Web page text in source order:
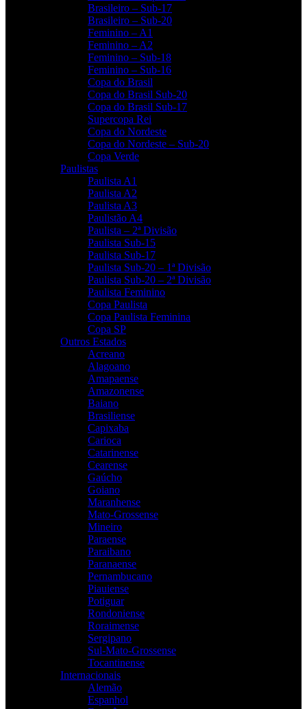
Brasileiro – Sub-17
Brasileiro – Sub-20
Feminino – A1
Feminino – A2
Feminino – Sub-18
Feminino – Sub-16
Copa do Brasil
Copa do Brasil Sub-20
Copa do Brasil Sub-17
Supercopa Rei
Copa do Nordeste
Copa do Nordeste – Sub-20
Copa Verde
Paulistas
Paulista A1
Paulista A2
Paulista A3
Paulistão A4
Paulista – 2ª Divisão
Paulista Sub-15
Paulista Sub-17
Paulista Sub-20 – 1ª Divisão
Paulista Sub-20 – 2ª Divisão
Paulista Feminino
Copa Paulista
Copa Paulista Feminina
Copa SP
Outros Estados
Acreano
Alagoano
Amapaense
Amazonense
Baiano
Brasiliense
Capixaba
Carioca
Catarinense
Cearense
Gaúcho
Goiano
Maranhense
Mato-Grossense
Mineiro
Paraense
Paraibano
Paranaense
Pernambucano
Piauiense
Potiguar
Rondoniense
Roraimense
Sergipano
Sul-Mato-Grossense
Tocantinense
Internacionais
Alemão
Espanhol